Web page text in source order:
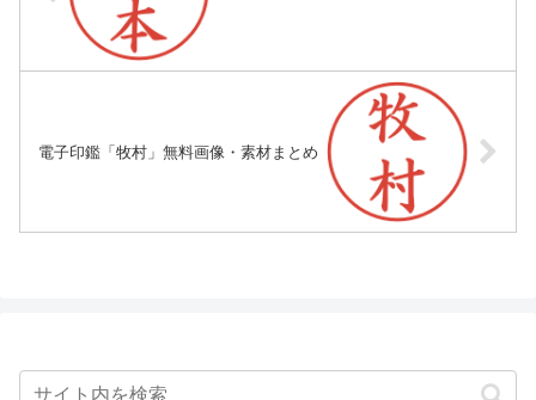
電子印鑑「牧村」無料画像・素材まとめ